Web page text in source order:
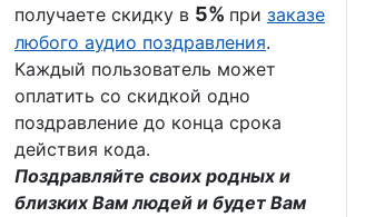
получаете скидку в 5% при заказе
любого аудио поздравления.
Каждый пользователь может
оплатить со скидкой одно
поздравление до конца срока
действия кода.
Поздравляйте своих родных и
близких Вам людей и будет Вам